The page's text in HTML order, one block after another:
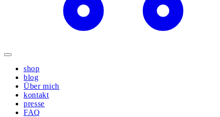
shop
blog
Über mich
kontakt
presse
FAQ